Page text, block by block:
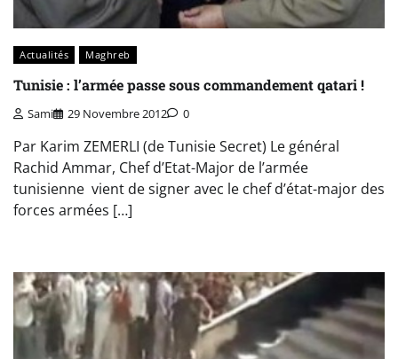
Actualités Maghreb
Tunisie : l’armée passe sous commandement qatari !
Sami 29 Novembre 2012 0
Par Karim ZEMERLI (de Tunisie Secret) Le général
Rachid Ammar, Chef d’Etat-Major de l’armée
tunisienne vient de signer avec le chef d’état-major des
forces armées […]